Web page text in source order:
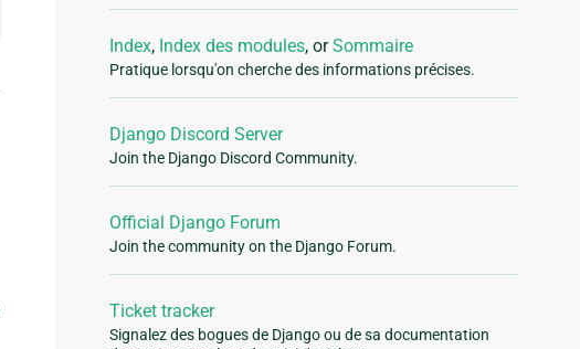
Index, Index des modules, orSommaire
Pratique lorsqu'on cherche des informations précises.
Django Discord Server
Join the Django Discord Community.
Official Django Forum
Join the community on the Django Forum.
Ticket tracker
Signalez des bogues de Django ou de sa documentation